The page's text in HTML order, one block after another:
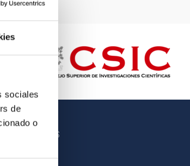
sociales
de
o
OTROS ENLACES
Empleo